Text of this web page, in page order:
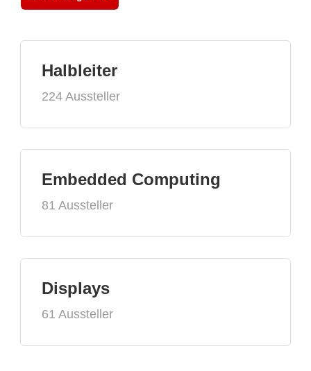
Halbleiter
224 Aussteller
Embedded Computing
81 Aussteller
Displays
61 Aussteller